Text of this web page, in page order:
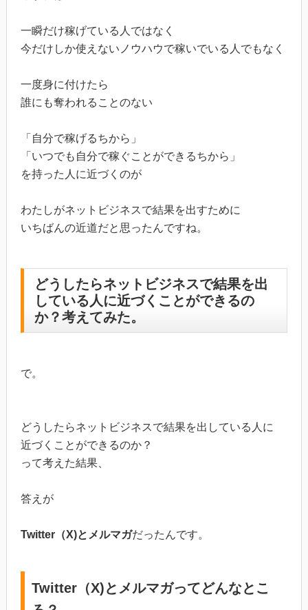
一瞬だけ稼げている人ではなく
今だけしか使えないノウハウで稼いでいる人でもなく
一度身に付けたら
誰にも奪われることのない
「自分で稼げるちから」
「いつでも自分で稼ぐことができるちから」
を持った人に近づくのが
わたしがネットビジネスで結果を出すために
いちばんの近道だと思ったんですね。
どうしたらネットビジネスで結果を出
している人に近づくことができるの
か？考えてみた。
で。
どうしたらネットビジネスで結果を出している人に
近づくことができるのか？
って考えた結果、
答えが
Twitter（X)とメルマガだったんです。
Twitter（X)とメルマガってどんなとこ